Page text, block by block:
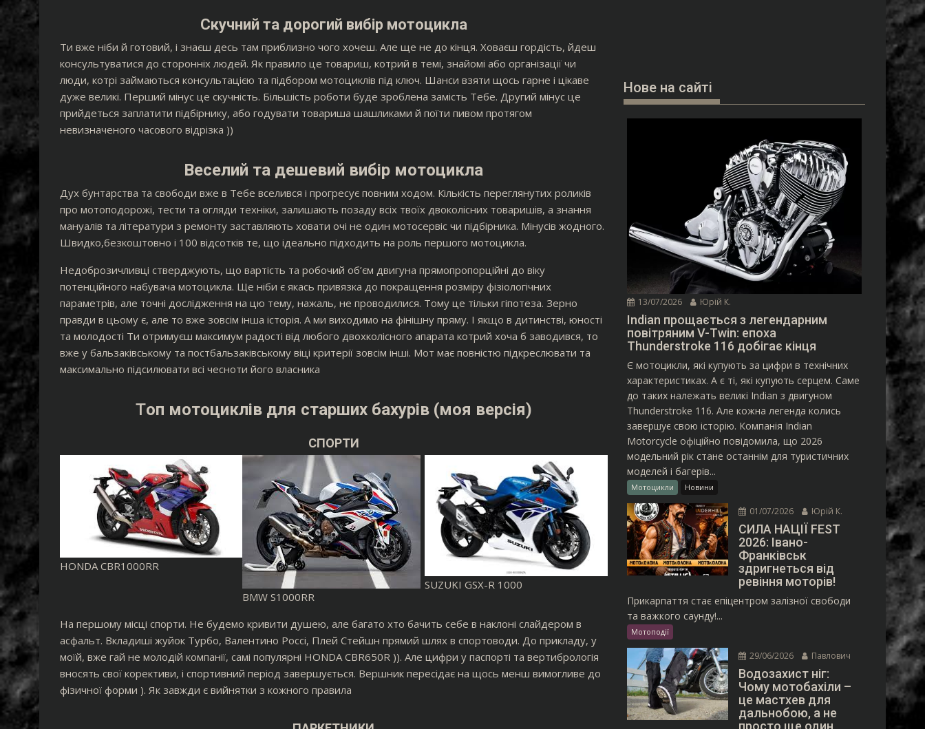
Скучний та дорогий вибір мотоцикла
Ти вже ніби й готовий, і знаєш десь там приблизно чого хочеш. Але ще не до кінця. Ховаєш гордість, йдеш
консультуватися до сторонніх людей. Як правило це товариш, котрий в темі, знайомі або організації чи
люди, котрі займаються консультацією та підбором мотоциклів під ключ. Шанси взяти щось гарне і цікаве
дуже великі. Перший мінус це скучність. Більшість роботи буде зроблена замість Тебе. Другий мінус це
прийдеться заплатити підбірнику, або годувати товариша шашликами й поїти пивом протягом
невизначеного часового відрізка ))
Веселий та дешевий вибір мотоцикла
Дух бунтарства та свободи вже в Тебе вселився і прогресує повним ходом. Кількість переглянутих роликів
про мотоподорожі, тести та огляди техніки, залишають позаду всіх твоїх двоколісних товаришів, а знання
мануалів та літератури з ремонту заставляють ховати очі не один мотосервіс чи підбірника. Мінусів жодного.
Швидко,безкоштовно і 100 відсотків те, що ідеально підходить на роль першого мотоцикла.
Недоброзичливці стверджують, що вартість та робочий об’єм двигуна прямопропорційні до віку
потенційного набувача мотоцикла. Ще ніби є якась привязка до покращення розміру фізіологічних
параметрів, але точні дослідження на цю тему, нажаль, не проводилися. Тому це тільки гіпотеза. Зерно
правди в цьому є, але то вже зовсім інша історія. А ми виходимо на фінішну пряму. І якщо в дитинстві, юності
та молодості Ти отримуєш максимум радості від любого двохколісного апарата котрий хоча б заводився, то
вже у бальзаківському та постбальзаківському віці критерії зовсім інші. Мот має повністю підкреслювати та
максимально підсилювати всі чесноти його власника
Топ мотоциклів для старших бахурів (моя версія)
СПОРТИ
HONDA CBR1000RR
BMW S1000RR
SUZUKI GSX-R 1000
На першому місці спорти. Не будемо кривити душею, але багато хто бачить себе в наклоні слайдером в
асфальт. Вкладиші жуйок Турбо, Валентино Россі, Плей Стейшн прямий шлях в спортоводи. До прикладу, у
моїй, вже гай не молодій компанії, самі популярні HONDA CBR650R )). Але цифри у паспорті та вертибрологія
вносять свої корективи, і спортивний період завершується. Вершник пересідає на щось менш вимогливе до
фізичної форми ). Як завжди є вийнятки з кожного правила
Нове на сайті
13/07/2026 Юрій К.
Indian прощається з легендарним
повітряним V-Twin: епоха
Thunderstroke 116 добігає кінця
Є мотоцикли, які купують за цифри в технічних
характеристиках. А є ті, які купують серцем. Саме
до таких належать великі Indian з двигуном
Thunderstroke 116. Але кожна легенда колись
завершує свою історію. Компанія Indian
Motorcycle офіційно повідомила, що 2026
модельний рік стане останнім для туристичних
моделей і багерів...
Мотоцикли Новини
01/07/2026 Юрій К.
СИЛА НАЦІЇ FEST
2026: Івано-
Франківськ
здригнеться від
ревіння моторів!
Прикарпаття стає епіцентром залізної свободи
та важкого саунду!...
Мотоподії
29/06/2026 Павлович
Водозахист ніг:
Чому мотобахіли –
це мастхев для
дальнобою, а не
просто ще один